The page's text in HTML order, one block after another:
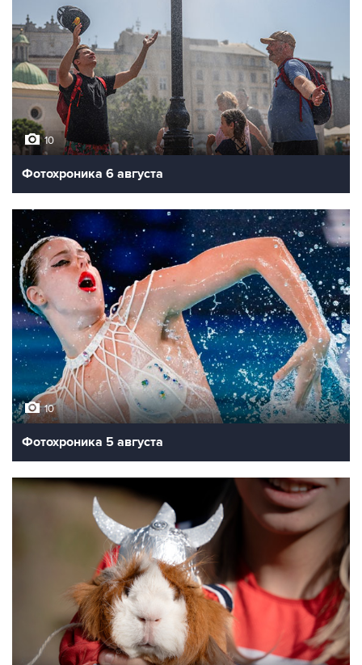
10
Фотохроника 6 августа
10
Фотохроника 5 августа